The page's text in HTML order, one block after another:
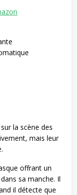
la scène des
mais leur
offrant un
sa manche. Il
il détecte que